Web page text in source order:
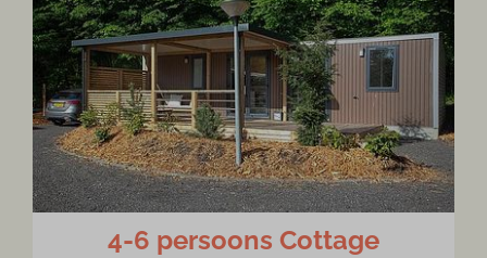
4-6 persoons Cottage